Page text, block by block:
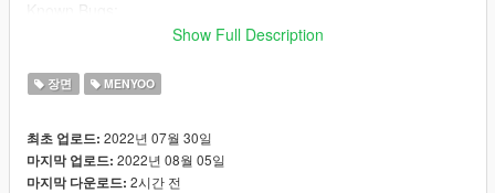
-Some animations are not working properly. And some don't
Show Full Description
장면 MENYOO
최초 업로드: 2022년 07월 30일
마지막 업로드: 2022년 08월 05일
마지막 다운로드: 2시간 전